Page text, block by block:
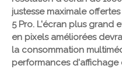
justesse maximale
5 Pro. L'écran plus grand
en pixels améliorées
la consommation
performances d'affichage